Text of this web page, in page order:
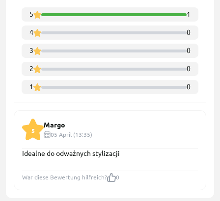
5 1
4 0
3 0
2 0
1 0
5
Margo
05 April (13:35)
Idealne do odważnych stylizacji
War diese Bewertung hilfreich? 0